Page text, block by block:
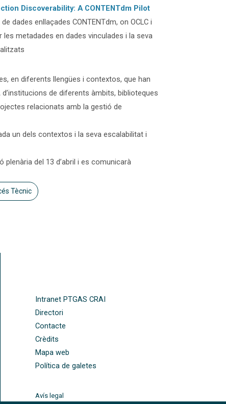
Discoverability: A CONTENTdm Pilot
dades enllaçades CONTENTdm, on OCLC i
metadades en dades vinculades i la seva
en diferents llengües i contextos, que han
de diferents àmbits, biblioteques
relacionats amb la gestió de
un dels contextos i la seva escalabilitat i
del 13 d’abril i es comunicarà
Tècnic
Intranet PTGAS CRAI
Directori
Contacte
Crèdits
Mapa web
Política de galetes
Avís legal